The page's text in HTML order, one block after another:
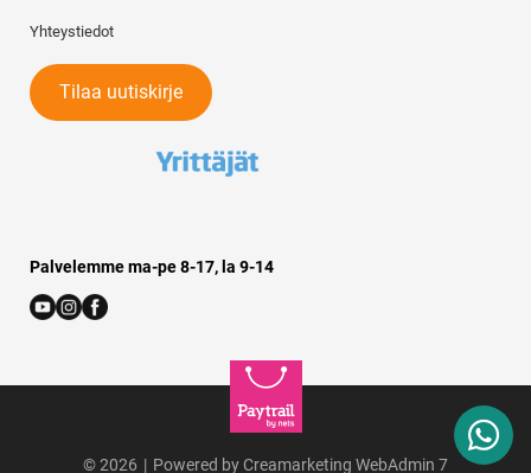
Yhteystiedot
Tilaa uutiskirje
Palvelemme ma-pe 8-17, la 9-14
© 2026 | Powered by Creamarketing WebAdmin 7